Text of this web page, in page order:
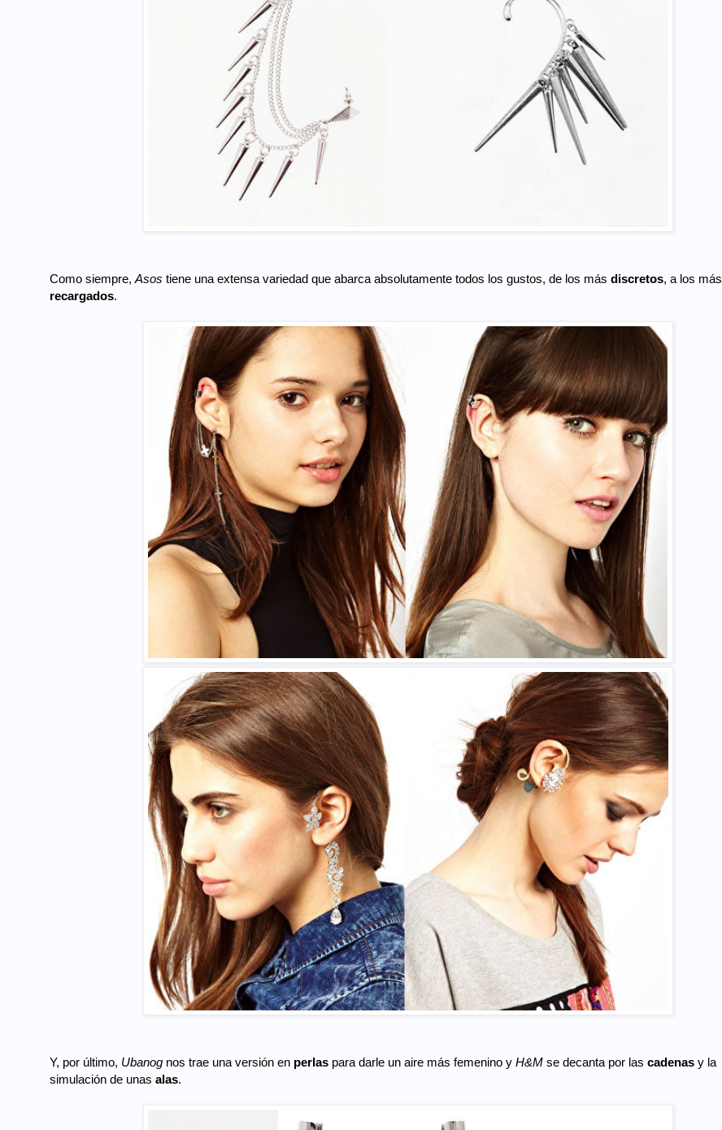
Como siempre, Asos tiene una extensa variedad que abarca absolutamente todos los gustos, de los más discretos, a los más
recargados.
Y, por último, Ubanog nos trae una versión en perlas para darle un aire más femenino y H&M se decanta por las cadenas y la
simulación de unas alas.